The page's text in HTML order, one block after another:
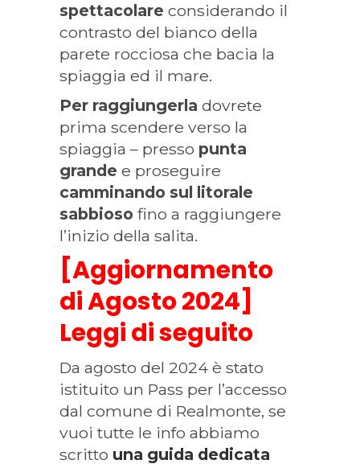
spettacolare considerando il
contrasto del bianco della
parete rocciosa che bacia la
spiaggia ed il mare.
Per raggiungerla dovrete
prima scendere verso la
spiaggia – presso punta
grande e proseguire
camminando sul litorale
sabbioso fino a raggiungere
l’inizio della salita.
[Aggiornamento
di Agosto 2024]
Leggi di seguito
Da agosto del 2024 è stato
istituito un Pass per l’accesso
dal comune di Realmonte, se
vuoi tutte le info abbiamo
scritto una guida dedicata